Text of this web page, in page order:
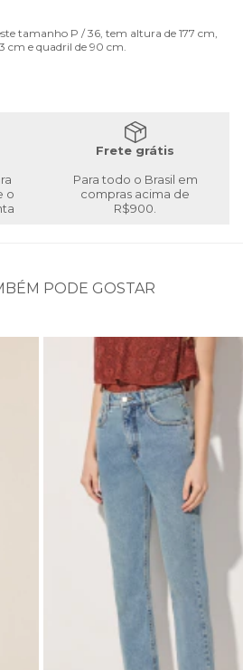
tamanho P / 36, tem altura de 177 cm,
cm e quadril de 90 cm.
o
Frete grátis
Para todo o Brasil em
compras acima de
R$900.
PODE GOSTAR